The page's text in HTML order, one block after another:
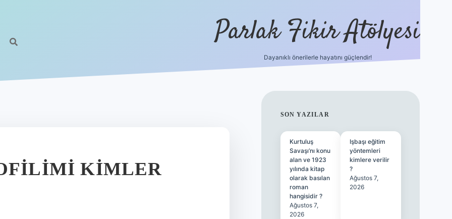
Parlak Fikir Atölyesi
Dayanıklı önerilerle hayatını güçlendir!
KIMLER
SIDEBAR
SON YAZILAR
Kurtuluş
Savaşı’nı konu
alan ve 1923
yılında kitap
olarak basılan
roman
hangisidir ?
Ağustos 7,
2026
Işbaşı eğitim
yöntemleri
kimlere verilir
?
Ağustos 7,
2026
ilbet casino